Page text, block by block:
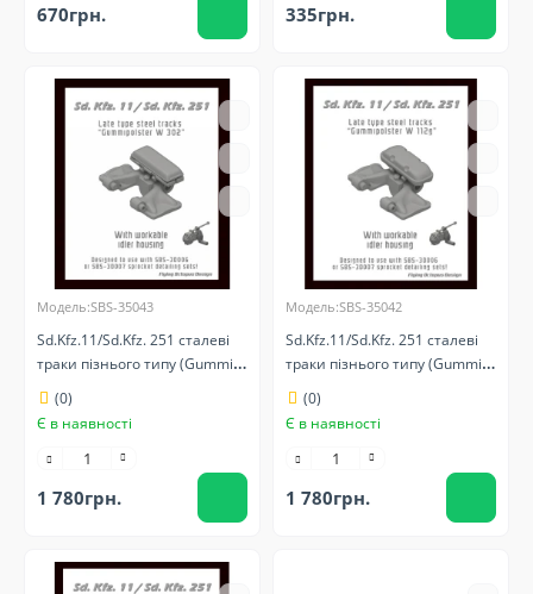
670грн. 335грн.
Модель:SBS-35043
Sd.Kfz.11/Sd.Kfz. 251 сталеві
траки пізнього типу (Gummi.
w 302)
(0)
Є в наявності
1 780грн.
Модель:SBS-35042
Sd.Kfz.11/Sd.Kfz. 251 сталеві
траки пізнього типу (Gummi.
w 112g)
(0)
Є в наявності
1 780грн.